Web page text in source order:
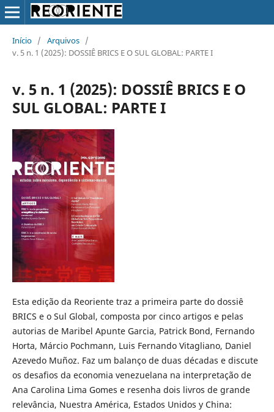
Início / Arquivos /
v. 5 n. 1 (2025): DOSSIÊ BRICS E O SUL GLOBAL: PARTE I
v. 5 n. 1 (2025): DOSSIÊ BRICS E O
SUL GLOBAL: PARTE I
Esta edição da Reoriente traz a primeira parte do dossiê
BRICS e o Sul Global, composta por cinco artigos e pelas
autorias de Maribel Apunte Garcia, Patrick Bond, Fernando
Horta, Márcio Pochmann, Luis Fernando Vitagliano, Daniel
Azevedo Muñoz. Faz um balanço de duas décadas e discute
os desafios da economia venezuelana na interpretação de
Ana Carolina Lima Gomes e resenha dois livros de grande
relevância, Nuestra América, Estados Unidos y China: